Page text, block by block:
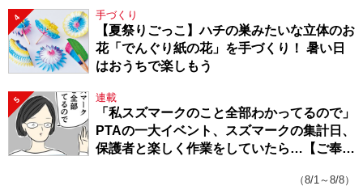
4 手づくり
【夏祭りごっこ】ハチの巣みたいな立体のお
花「でんぐり紙の花」を手づくり！ 暑い日
はおうちで楽しもう
5 連載
「私スズマークのこと全部わかってるので」
PTAの一大イベント、スズマークの集計日、
保護者と楽しく作業をしていたら…【ご奉仕
（8/1～8/8）